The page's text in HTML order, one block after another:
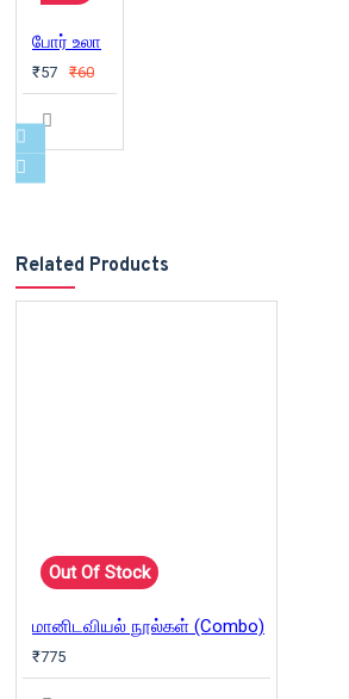
போர் உலா
₹57 ₹60
Related Products
Out Of Stock
மானிடவியல் நூல்கள் (Combo)
₹775